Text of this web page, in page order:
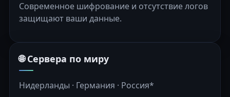
Современное шифрование и отсутствие логов
защищают ваши данные.
🌐 Сервера по миру
Нидерланды · Германия · Россия*